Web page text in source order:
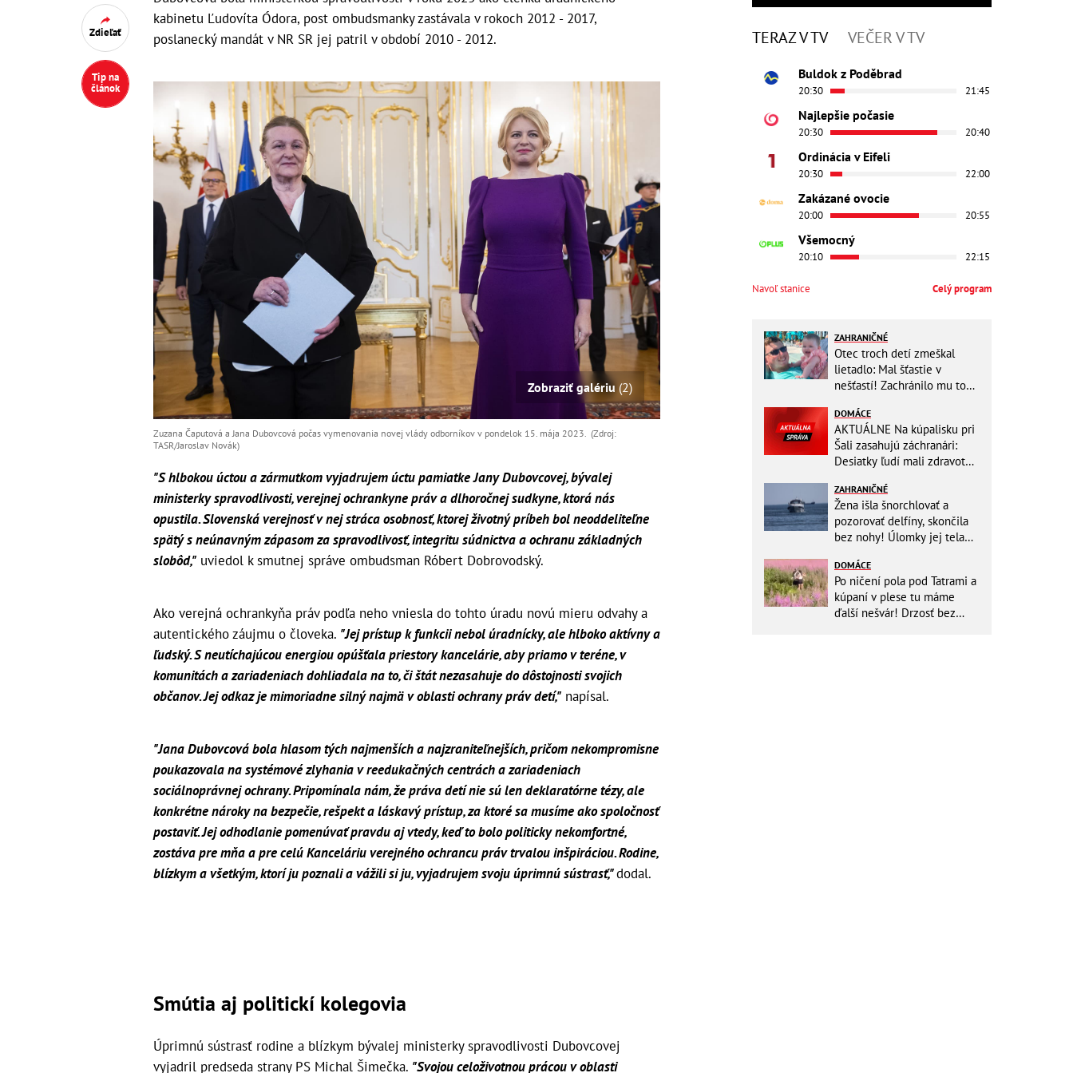
Zdieľať
Tip na
článok
kabinetu Ľudovíta Ódora, post ombudsmanky zastávala v rokoch 2012 - 2017,
poslanecký mandát v NR SR jej patril v období 2010 - 2012.
Zobraziť galériu (2)
Zuzana Čaputová a Jana Dubovcová počas vymenovania novej vlády odborníkov v pondelok 15. mája 2023. (Zdroj:
TASR/Jaroslav Novák)
"S hlbokou úctou a zármutkom vyjadrujem úctu pamiatke Jany Dubovcovej, bývalej
ministerky spravodlivosti, verejnej ochrankyne práv a dlhoročnej sudkyne, ktorá nás
opustila. Slovenská verejnosť v nej stráca osobnosť, ktorej životný príbeh bol neoddeliteľne
spätý s neúnavným zápasom za spravodlivosť, integritu súdnictva a ochranu základných
slobôd," uviedol k smutnej správe ombudsman Róbert Dobrovodský.
Ako verejná ochrankyňa práv podľa neho vniesla do tohto úradu novú mieru odvahy a
autentického záujmu o človeka. "Jej prístup k funkcii nebol úradnícky, ale hlboko aktívny a
ľudský. S neutíchajúcou energiou opúšťala priestory kancelárie, aby priamo v teréne, v
komunitách a zariadeniach dohliadala na to, či štát nezasahuje do dôstojnosti svojich
občanov. Jej odkaz je mimoriadne silný najmä v oblasti ochrany práv detí," napísal.
"Jana Dubovcová bola hlasom tých najmenších a najzraniteľnejších, pričom nekompromisne
poukazovala na systémové zlyhania v reedukačných centrách a zariadeniach
sociálnoprávnej ochrany. Pripomínala nám, že práva detí nie sú len deklaratórne tézy, ale
konkrétne nároky na bezpečie, rešpekt a láskavý prístup, za ktoré sa musíme ako spoločnosť
postaviť. Jej odhodlanie pomenúvať pravdu aj vtedy, keď to bolo politicky nekomfortné,
zostáva pre mňa a pre celú Kanceláriu verejného ochrancu práv trvalou inšpiráciou. Rodine,
blízkym a všetkým, ktorí ju poznali a vážili si ju, vyjadrujem svoju úprimnú sústrasť,"dodal.
Smútia aj politickí kolegovia
Úprimnú sústrasť rodine a blízkym bývalej ministerky spravodlivosti Dubovcovej
vyjadril predseda strany PS Michal Šimečka. "Svojou celoživotnou prácou v oblasti
TERAZ V TV VEČER V TV
Buldok z Poděbrad
20:30 21:45
Najlepšie počasie
20:30 20:40
Ordinácia v Eifeli
20:30 22:00
Zakázané ovocie
20:00 20:55
Všemocný
20:10 22:15
Navoľ stanice Celý program
ZAHRANIČNÉ
Otec troch detí zmeškal
lietadlo: Mal šťastie v
nešťastí! Zachránilo mu to
DOMÁCE
AKTUÁLNE Na kúpalisku pri
Šali zasahujú záchranári:
Desiatky ľudí mali zdravotné
ZAHRANIČNÉ
Žena išla šnorchlovať a
pozorovať delfíny, skončila
bez nohy! Úlomky jej tela
DOMÁCE
Po ničení pola pod Tatrami a
kúpaní v plese tu máme
ďalší nešvár! Drzosť bez